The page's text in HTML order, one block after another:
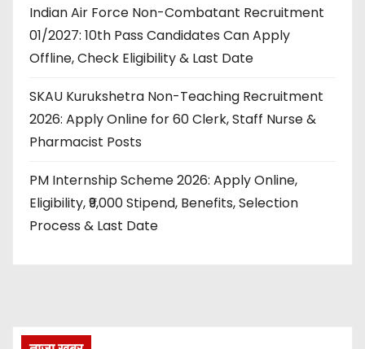
Indian Air Force Non-Combatant Recruitment
01/2027: 10th Pass Candidates Can Apply
Offline, Check Eligibility & Last Date
SKAU Kurukshetra Non-Teaching Recruitment
2026: Apply Online for 60 Clerk, Staff Nurse &
Pharmacist Posts
PM Internship Scheme 2026: Apply Online,
Eligibility, ₹9,000 Stipend, Benefits, Selection
Process & Last Date